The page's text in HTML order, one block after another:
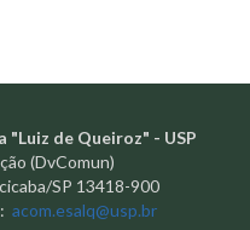
"Luiz de Queiroz" - USP
(DvComun)
SP 13418-900
acom.esalq@usp.br